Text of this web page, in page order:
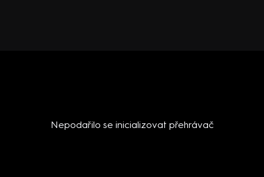
Nepodařilo se inicializovat přehrávač